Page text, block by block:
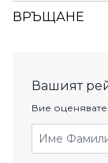
ВРЪЩАНЕ
Вашият
Вие оценявате:
Име